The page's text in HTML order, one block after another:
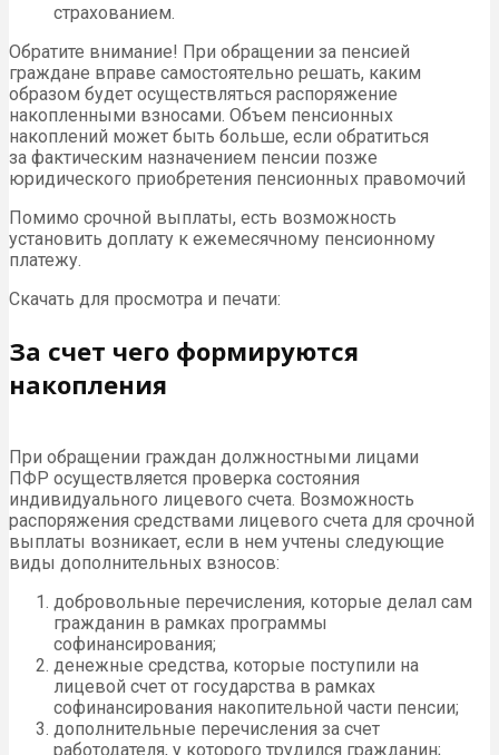
страхованием.
Обратите внимание! При обращении за пенсией
граждане вправе самостоятельно решать, каким
образом будет осуществляться распоряжение
накопленными взносами. Объем пенсионных
накоплений может быть больше, если обратиться
за фактическим назначением пенсии позже
юридического приобретения пенсионных правомочий
Помимо срочной выплаты, есть возможность
установить доплату к ежемесячному пенсионному
платежу.
Скачать для просмотра и печати:
За счет чего формируются
накопления
При обращении граждан должностными лицами
ПФР осуществляется проверка состояния
индивидуального лицевого счета. Возможность
распоряжения средствами лицевого счета для срочной
выплаты возникает, если в нем учтены следующие
виды дополнительных взносов:
добровольные перечисления, которые делал сам
гражданин в рамках программы
софинансирования;
денежные средства, которые поступили на
лицевой счет от государства в рамках
софинансирования накопительной части пенсии;
дополнительные перечисления за счет
работодателя, у которого трудился гражданин;